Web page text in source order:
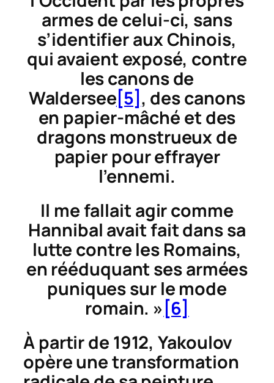
armes de celui-ci, sans
s’identifier aux Chinois,
qui avaient exposé, contre
les canons de
Waldersee[5] , des canons
en papier-mâché et des
dragons monstrueux de
papier pour effrayer
l’ennemi.
Il me fallait agir comme
Hannibal avait fait dans sa
lutte contre les Romains,
en rééduquant ses armées
puniques sur le mode
romain. » [6]
À partir de 1912, Yakoulov
opère une transformation